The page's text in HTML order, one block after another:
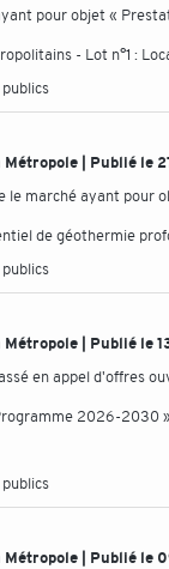
pour objet «
- Lot n°1 :
Métropole | Publié le
marché ayant pour
de géothermie
| Publié le
en appel d'offres
2026-2030
Métropole | Publié